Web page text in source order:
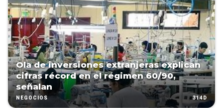
Ola de inversiones extranjeras explican
cifras récord en el régimen 60/90,
señalan
NEGOCIOS 314D